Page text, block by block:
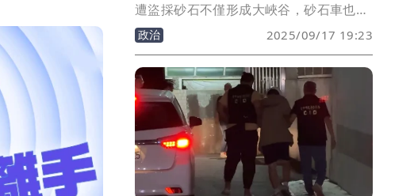
遭盜採砂石不僅形成大峽谷，砂石車也壓
壞道路，阿婆的鍾姓老婦人傳出騎車於農
田附近摔倒受傷，且因經濟困難急需外界
援助。立委邱議瑩得知後，今（17）日前
往探視，團隊協助聯繫相關急難救助、協
助鍾姓老婦人完成報案手續，並要求市府
加強農路管理，確保通行安全。
政治 2025/09/17 19:23